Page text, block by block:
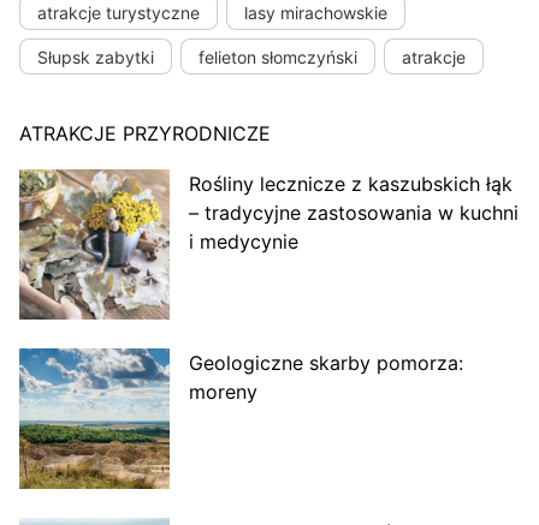
atrakcje turystyczne lasy mirachowskie
Słupsk zabytki felieton słomczyński atrakcje
ATRAKCJE PRZYRODNICZE
Rośliny lecznicze z kaszubskich łąk
– tradycyjne zastosowania w kuchni
i medycynie
Geologiczne skarby pomorza:
moreny